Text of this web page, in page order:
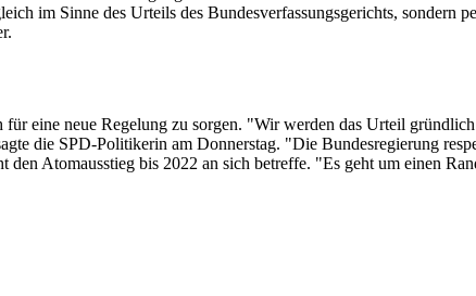
im Sinne des Urteils des Bundesverfassungsgerichts, sondern
eine neue Regelung zu sorgen. "Wir werden das Urteil
die SPD-Politikerin am Donnerstag. "Die Bundesregierung
Atomausstieg bis 2022 an sich betreffe. "Es geht um einen